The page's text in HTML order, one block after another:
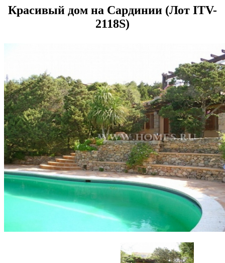
Красивый дом на Сардинии (Лот ITV-
2118S)